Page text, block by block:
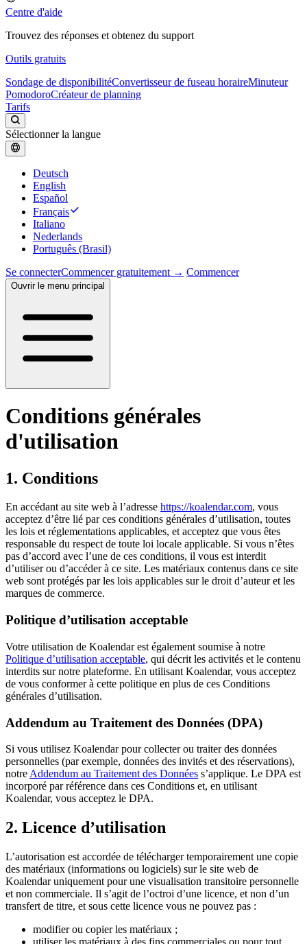
Centre d'aide
Trouvez des réponses et obtenez du support
Outils gratuits
Sondage de disponibilitéConvertisseur de fuseau horaireMinuteur
PomodoroCréateur de planning
Tarifs
Sélectionner la langue
Deutsch
English
Español
Français
Italiano
Nederlands
Português (Brasil)
Se connecterCommencer gratuitement → Commencer
Ouvrir le menu principal
Conditions générales
d'utilisation
1. Conditions
En accédant au site web à l’adresse https://koalendar.com, vous
acceptez d’être lié par ces conditions générales d’utilisation, toutes
les lois et réglementations applicables, et acceptez que vous êtes
responsable du respect de toute loi locale applicable. Si vous n’êtes
pas d’accord avec l’une de ces conditions, il vous est interdit
d’utiliser ou d’accéder à ce site. Les matériaux contenus dans ce site
web sont protégés par les lois applicables sur le droit d’auteur et les
marques de commerce.
Politique d’utilisation acceptable
Votre utilisation de Koalendar est également soumise à notre
Politique d’utilisation acceptable, qui décrit les activités et le contenu
interdits sur notre plateforme. En utilisant Koalendar, vous acceptez
de vous conformer à cette politique en plus de ces Conditions
générales d’utilisation.
Addendum au Traitement des Données (DPA)
Si vous utilisez Koalendar pour collecter ou traiter des données
personnelles (par exemple, données des invités et des réservations),
notre Addendum au Traitement des Données s’applique. Le DPA est
incorporé par référence dans ces Conditions et, en utilisant
Koalendar, vous acceptez le DPA.
2. Licence d’utilisation
L’autorisation est accordée de télécharger temporairement une copie
des matériaux (informations ou logiciels) sur le site web de
Koalendar uniquement pour une visualisation transitoire personnelle
et non commerciale. Il s’agit de l’octroi d’une licence, et non d’un
transfert de titre, et sous cette licence vous ne pouvez pas :
modifier ou copier les matériaux ;